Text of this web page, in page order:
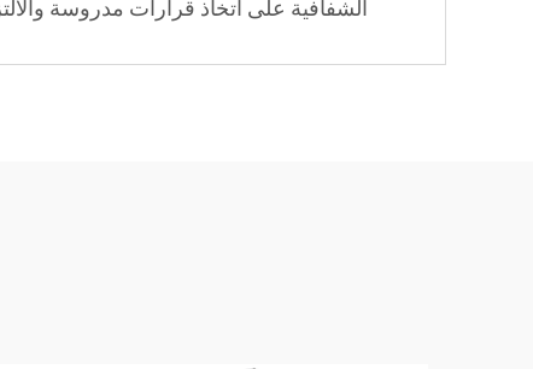
الشفافية على اتخاذ قرارات مدروسة